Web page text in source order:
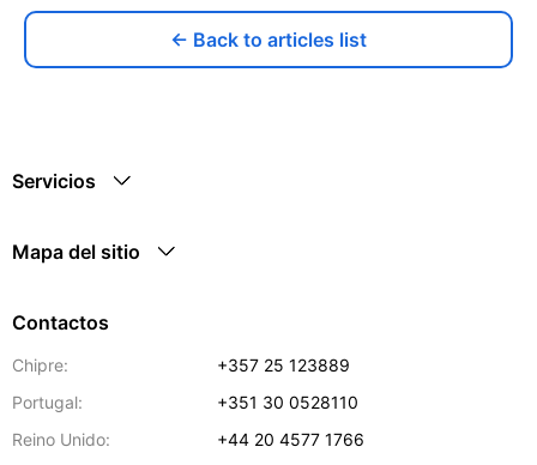
← Back to articles list
Servicios
Mapa del sitio
Contactos
Chipre:
+357 25 123889
Portugal:
+351 30 0528110
Reino Unido:
+44 20 4577 1766